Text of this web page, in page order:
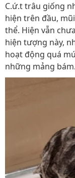
C.ứ.t trâu giống
hiện trên đầu,
thể. Hiện vẫn
hiện tượng này,
hoạt động quá
những mảng bám.